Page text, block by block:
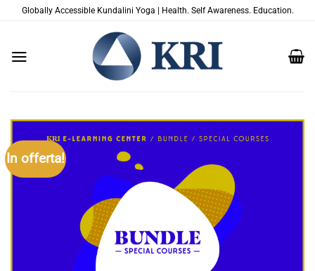
SaltaGlobally Accessible Kundalini Yoga | Health. Self Awareness. Education.
In offerta!